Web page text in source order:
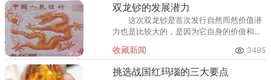
双龙钞的发展潜力
这次双龙钞是首次发行自然而然价值潜
力也是比较大的，是因为它自身的价值和发
有这次发行的双龙钞有发展潜力，因为这次
发行的双龙钞永远排行老大。
收藏新闻 3495
挑选战国红玛瑙的三大要点